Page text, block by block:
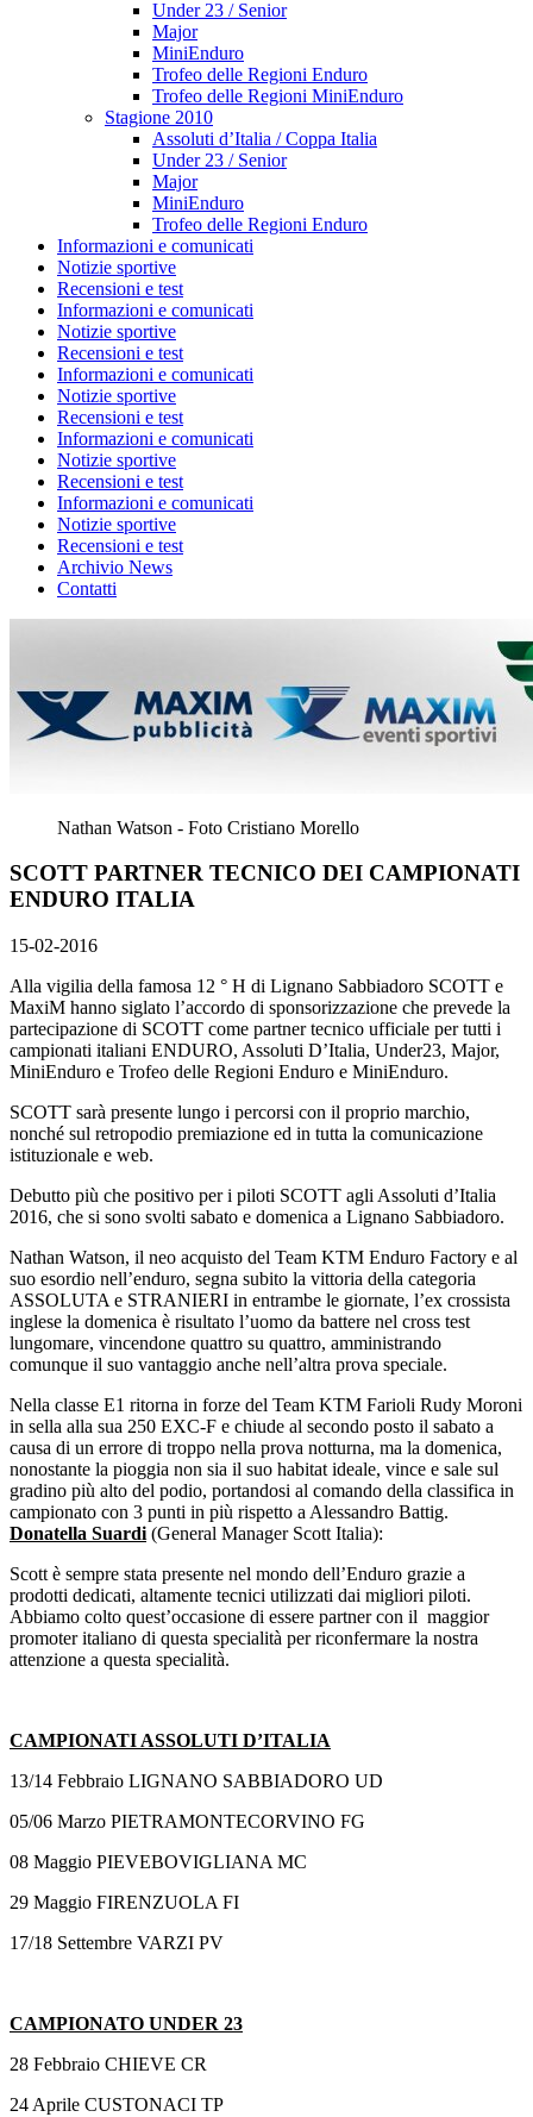
Under 23 / Senior
Major
MiniEnduro
Trofeo delle Regioni Enduro
Trofeo delle Regioni MiniEnduro
Stagione 2010
Assoluti d’Italia / Coppa Italia
Under 23 / Senior
Major
MiniEnduro
Trofeo delle Regioni Enduro
Informazioni e comunicati
Notizie sportive
Recensioni e test
Informazioni e comunicati
Notizie sportive
Recensioni e test
Informazioni e comunicati
Notizie sportive
Recensioni e test
Informazioni e comunicati
Notizie sportive
Recensioni e test
Informazioni e comunicati
Notizie sportive
Recensioni e test
Archivio News
Contatti
Nathan Watson - Foto Cristiano Morello
SCOTT PARTNER TECNICO DEI CAMPIONATI
ENDURO ITALIA
15-02-2016
Alla vigilia della famosa 12 ° H di Lignano Sabbiadoro SCOTT e
MaxiM hanno siglato l’accordo di sponsorizzazione che prevede la
partecipazione di SCOTT come partner tecnico ufficiale per tutti i
campionati italiani ENDURO, Assoluti D’Italia, Under23, Major,
MiniEnduro e Trofeo delle Regioni Enduro e MiniEnduro.
SCOTT sarà presente lungo i percorsi con il proprio marchio,
nonché sul retropodio premiazione ed in tutta la comunicazione
istituzionale e web.
Debutto più che positivo per i piloti SCOTT agli Assoluti d’Italia
2016, che si sono svolti sabato e domenica a Lignano Sabbiadoro.
Nathan Watson, il neo acquisto del Team KTM Enduro Factory e al
suo esordio nell’enduro, segna subito la vittoria della categoria
ASSOLUTA e STRANIERI in entrambe le giornate, l’ex crossista
inglese la domenica è risultato l’uomo da battere nel cross test
lungomare, vincendone quattro su quattro, amministrando
comunque il suo vantaggio anche nell’altra prova speciale.
Nella classe E1 ritorna in forze del Team KTM Farioli Rudy Moroni
in sella alla sua 250 EXC-F e chiude al secondo posto il sabato a
causa di un errore di troppo nella prova notturna, ma la domenica,
nonostante la pioggia non sia il suo habitat ideale, vince e sale sul
gradino più alto del podio, portandosi al comando della classifica in
campionato con 3 punti in più rispetto a Alessandro Battig.
Donatella Suardi (General Manager Scott Italia):
Scott è sempre stata presente nel mondo dell’Enduro grazie a
prodotti dedicati, altamente tecnici utilizzati dai migliori piloti.
Abbiamo colto quest’occasione di essere partner con il maggior
promoter italiano di questa specialità per riconfermare la nostra
attenzione a questa specialità.
CAMPIONATI ASSOLUTI D’ITALIA
13/14 Febbraio LIGNANO SABBIADORO UD
05/06 Marzo PIETRAMONTECORVINO FG
08 Maggio PIEVEBOVIGLIANA MC
29 Maggio FIRENZUOLA FI
17/18 Settembre VARZI PV
CAMPIONATO UNDER 23
28 Febbraio CHIEVE CR
24 Aprile CUSTONACI TP